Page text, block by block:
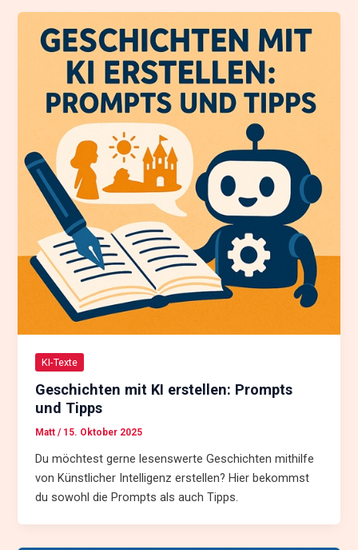
KI-Texte
Geschichten mit KI erstellen: Prompts
und Tipps
Matt/ 15. Oktober 2025
Du möchtest gerne lesenswerte Geschichten mithilfe
von Künstlicher Intelligenz erstellen? Hier bekommst
du sowohl die Prompts als auch Tipps.